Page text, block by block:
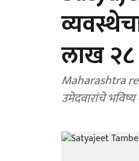
लाख २८
Maharashtra
उमेदवारांचे भविष्य